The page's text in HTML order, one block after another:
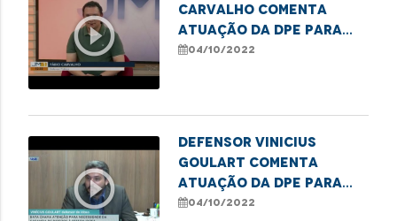
play_circle_outline
Carvalho comenta
atuação da DPE para
garantir direitos dos
04/10/2022
play_circle_outline
Defensor Vinicius
Goulart comenta
atuação da DPE para
garantir direitos dos
04/10/2022